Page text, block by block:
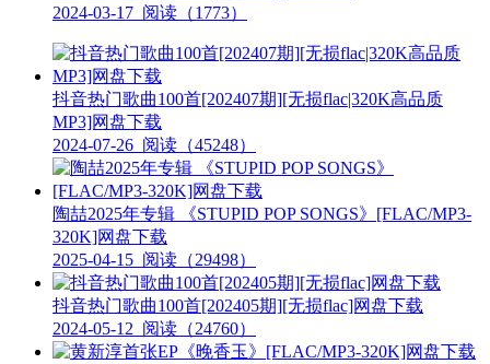
2024-03-17 阅读（1773）
抖音热门歌曲100首[202407期][无损flac|320K高品质
MP3]网盘下载
2024-07-26 阅读（45248）
陶喆2025年专辑 《STUPID POP SONGS》[FLAC/MP3-
320K]网盘下载
2025-04-15 阅读（29498）
抖音热门歌曲100首[202405期][无损flac]网盘下载
2024-05-12 阅读（24760）